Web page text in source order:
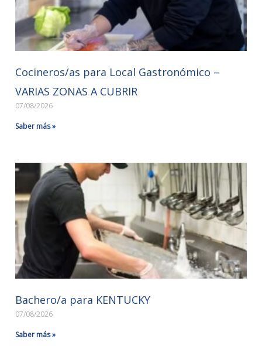
Cocineros/as para Local Gastronómico –
VARIAS ZONAS A CUBRIR
07/08/2026
Saber más »
Bachero/a para KENTUCKY
07/08/2026
Saber más »